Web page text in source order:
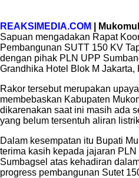
REAKSIMEDIA.COM |
Sapuan mengadakan Rapat
Pembangunan SUTT 150 KV
dengan pihak PLN UPP
Grandhika Hotel Blok M Jakarta,
Rakor tersebut merupakan
membebaskan Kabupaten
dikarenakan saat ini masih ada
yang belum tersentuh aliran
Dalam kesempatan itu Bupati
terima kasih kepada jajaran
Sumbagsel atas kehadiran
progress pembangunan Sutet